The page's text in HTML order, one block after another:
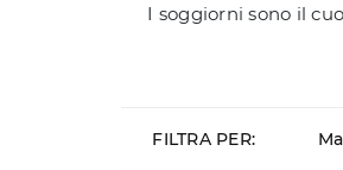
I soggiorni sono il
FILTRA PER: